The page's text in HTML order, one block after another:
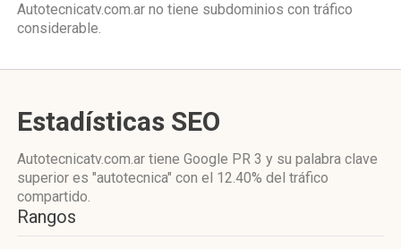
Autotecnicatv.com.ar no tiene subdominios con tráfico
considerable.
Estadísticas SEO
Autotecnicatv.com.ar tiene Google PR 3 y su palabra clave
superior es "autotecnica" con el 12.40% del tráfico
compartido.
Rangos